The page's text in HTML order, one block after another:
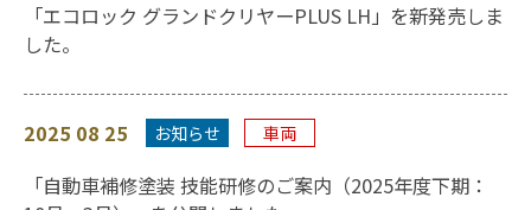
「エコロック グランドクリヤーPLUS LH」を新発売しま
した。
2025 08 25 お知らせ 車両
「自動車補修塗装 技能研修のご案内（2025年度下期：